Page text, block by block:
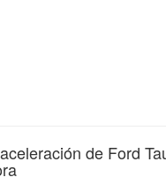
de Ford